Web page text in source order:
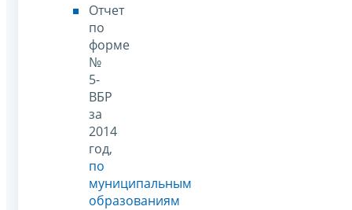
Отчет
по
форме
№
5-
ВБР
за
2014
год,
по
муниципальным
образованиям